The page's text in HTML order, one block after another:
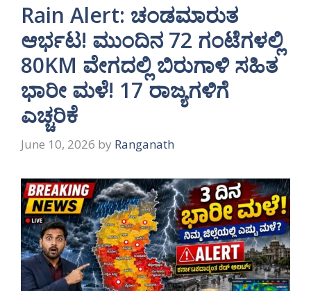
Rain Alert: ಚಂಡಮಾರುತ
ಆರ್ಭಟ! ಮುಂದಿನ 72 ಗಂಟೆಗಳಲ್ಲಿ
80KM ವೇಗದಲ್ಲಿ ಬಿರುಗಾಳಿ ಸಹಿತ
ಭಾರೀ ಮಳೆ! 17 ರಾಜ್ಯಗಳಿಗೆ
ಎಚ್ಚರಿಕೆ
June 10, 2026 by Ranganath